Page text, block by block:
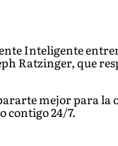
Inteligente
Ratzinger, que
mejor para la
contigo 24/7.